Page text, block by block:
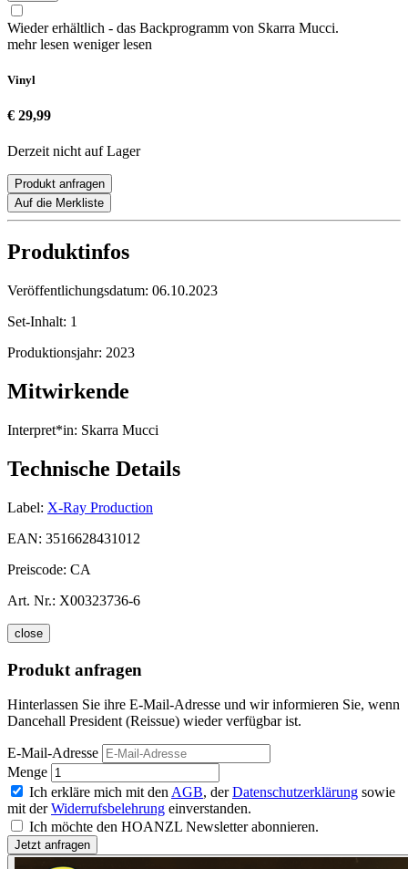
Wieder erhältlich - das Backprogramm von Skarra Mucci.
mehr lesen weniger lesen
Vinyl
€ 29,99
Derzeit nicht auf Lager
Produkt anfragen
Auf die Merkliste
Produktinfos
Veröffentlichungsdatum: 06.10.2023
Set-Inhalt: 1
Produktionsjahr: 2023
Mitwirkende
Interpret*in: Skarra Mucci
Technische Details
Label: X-Ray Production
EAN: 3516628431012
Preiscode: CA
Art. Nr.: X00323736-6
close
Produkt anfragen
Hinterlassen Sie ihre E-Mail-Adresse und wir informieren Sie, wenn
Dancehall President (Reissue) wieder verfügbar ist.
E-Mail-Adresse
Menge
Ich erkläre mich mit den AGB, derDatenschutzerklärung sowie
mit derWiderrufsbelehrung einverstanden.
Ich möchte den HOANZL Newsletter abonnieren.